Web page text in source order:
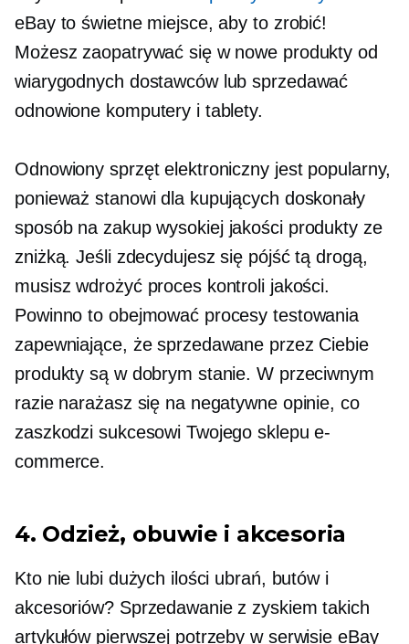
eBay to świetne miejsce, aby to zrobić!
Możesz zaopatrywać się w nowe produkty od
wiarygodnych dostawców lub sprzedawać
odnowione komputery i tablety.
Odnowiony sprzęt elektroniczny jest popularny,
ponieważ stanowi dla kupujących doskonały
sposób na zakupwysokiej jakościprodukty ze
zniżką. Jeśli zdecydujesz się pójść tą drogą,
musisz wdrożyć proces kontroli jakości.
Powinno to obejmować procesy testowania
zapewniające, że sprzedawane przez Ciebie
produkty są w dobrym stanie. W przeciwnym
razie narażasz się na negatywne opinie, co
zaszkodzi sukcesowi Twojego sklepu e-
commerce.
4. Odzież, obuwie i akcesoria
Kto nie lubi dużych ilości ubrań, butów i
akcesoriów? Sprzedawanie z zyskiem takich
artykułów pierwszej potrzeby w serwisie eBay